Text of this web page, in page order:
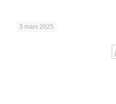
3 mars 2025